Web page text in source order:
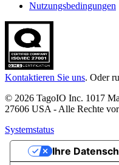
Nutzungsbedingungen
Kontaktieren Sie uns. Oder
© 2026 TagoIO Inc. 1017
27606 USA - Alle Rechte
Systemstatus
Ihre